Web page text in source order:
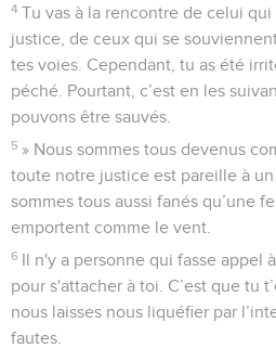
4 Tu vas à la rencontre de celui
justice, de ceux qui se
tes voies. Cependant, tu as été
péché. Pourtant, c’est en les
pouvons être sauvés.
5 » Nous sommes tous devenus
toute notre justice est pareille à
sommes tous aussi fanés qu’une
emportent comme le vent.
6 Il n'y a personne qui fasse appel
pour s'attacher à toi. C’est que tu
nous laisses nous liquéfier par
fautes.